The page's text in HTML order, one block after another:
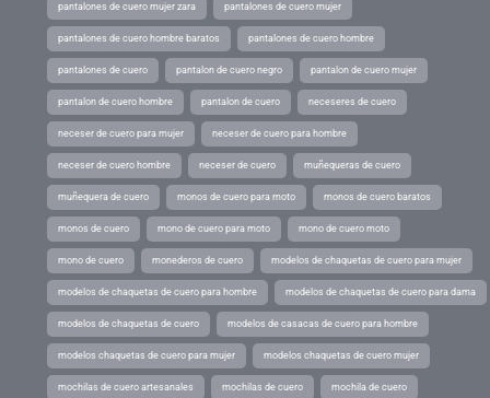
pantalones de cuero mujer zara pantalones de cuero mujer
pantalones de cuero hombre baratos pantalones de cuero hombre
pantalones de cuero pantalon de cuero negro pantalon de cuero mujer
pantalon de cuero hombre pantalon de cuero neceseres de cuero
neceser de cuero para mujer neceser de cuero para hombre
neceser de cuero hombre neceser de cuero muñequeras de cuero
muñequera de cuero monos de cuero para moto monos de cuero baratos
monos de cuero mono de cuero para moto mono de cuero moto
mono de cuero monederos de cuero modelos de chaquetas de cuero para mujer
modelos de chaquetas de cuero para hombre modelos de chaquetas de cuero para dama
modelos de chaquetas de cuero modelos de casacas de cuero para hombre
modelos chaquetas de cuero para mujer modelos chaquetas de cuero mujer
mochilas de cuero artesanales mochilas de cuero mochila de cuero